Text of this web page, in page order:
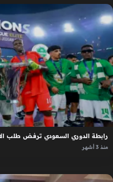
رابطة الدوري السعودي ترفض طلب
منذ 3 أشهر